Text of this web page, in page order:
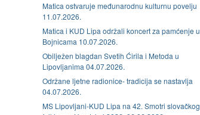
Matica ostvaruje međunarodnu kulturnu povelju
11.07.2026.
Matica i KUD Lipa održali koncert za pamćenje u
Bojnicama 10.07.2026.
Obilježen blagdan Svetih Ćirila i Metoda u
Lipovljanima 04.07.2026.
Održane ljetne radionice- tradicija se nastavlja
04.07.2026.
MS Lipovljani-KUD Lipa na 42. Smotri slovačkog